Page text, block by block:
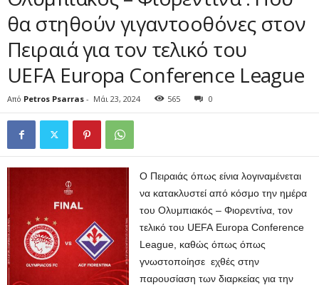
θα στηθούν γιγαντοοθόνες στον
Πειραιά για τον τελικό του
UEFA Europa Conference League
Από Petros Psarras - Μάι 23, 2024 565 0
Ο Πειραιάς όπως είνια λογιναμένεται
να κατακλυστεί από κόσμο την ημέρα
του Ολυμπιακός – Φιορεντίνα, τον
τελικό του UEFA Europa Conference
League, καθώς όπως όπως
γνωστοποίησε εχθές στην
παρουσίαση των διαρκείας για την